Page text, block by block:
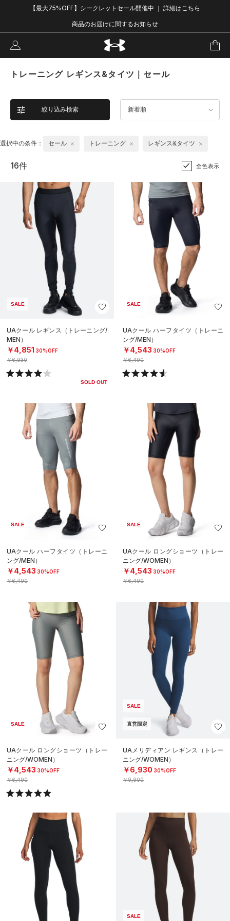
【最大75%OFF】シークレットセール開催中 ｜ 詳細はこちら
商品のお届けに関するお知らせ
トレーニング レギンス&タイツ｜セール
絞り込み検索 新着順
選択中の条件： セール トレーニング レギンス&タイツ
16件 全色表示
SALE
UAクール レギンス（トレーニング/
MEN）
￥4,851 30%OFF
￥6,930
SOLD OUT
SALE
UAクール ハーフタイツ（トレーニ
ング/MEN）
￥4,543 30%OFF
￥6,490
SALE
UAクール ハーフタイツ（トレーニ
ング/MEN）
￥4,543 30%OFF
￥6,490
SALE
UAクール ロングショーツ（トレー
ニング/WOMEN）
￥4,543 30%OFF
￥6,490
SALE
UAクール ロングショーツ（トレー
ニング/WOMEN）
￥4,543 30%OFF
￥6,490
SALE
直営限定
UAメリディアン レギンス（トレー
ニング/WOMEN）
￥6,930 30%OFF
￥9,900
SALE